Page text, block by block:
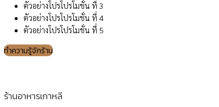
ตัวอย่างโปรโปรโมชั่น ที่ 3
ตัวอย่างโปรโปรโมชั่น ที่ 4
ตัวอย่างโปรโปรโมชั่น ที่ 5
ทำความรู้จักร้าน
ร้านอาหารเกาหลี